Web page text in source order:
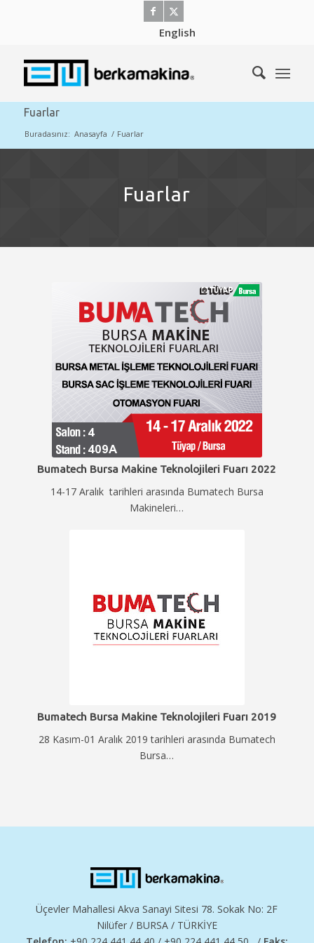
English
Fuarlar
Buradasınız: Anasayfa / Fuarlar
Fuarlar
Bumatech Bursa Makine Teknolojileri Fuarı 2022
14-17 Aralık tarihleri arasında Bumatech Bursa
Makineleri…
Bumatech Bursa Makine Teknolojileri Fuarı 2019
28 Kasım-01 Aralık 2019 tarihleri arasında Bumatech
Bursa…
Üçevler Mahallesi Akva Sanayi Sitesi 78. Sokak No: 2F
Nilüfer / BURSA / TÜRKİYE